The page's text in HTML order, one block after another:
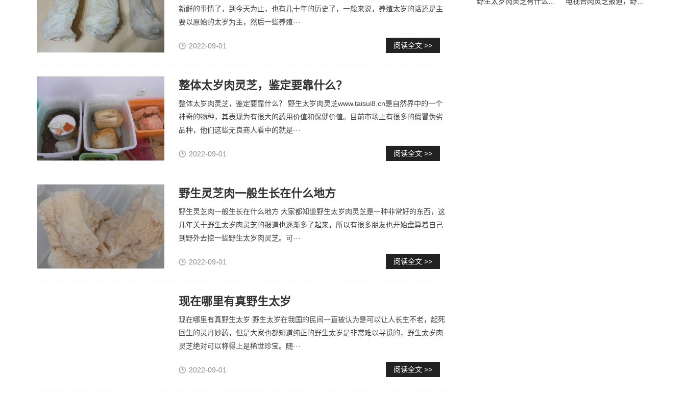
新鲜的事情了，到今天为止，也有几十年的历史了，一般来说，养殖太岁的话还是主
要以原始的太岁为主，然后一些养殖···
2022-09-01 阅读全文 >>
整体太岁肉灵芝，鉴定要靠什么？
整体太岁肉灵芝，鉴定要靠什么？ 野生太岁肉灵芝www.taisui8.cn是自然界中的一个
神奇的物种，其表现为有很大的药用价值和保健价值。目前市场上有很多的假冒伪劣
品种，他们这些无良商人看中的就是···
2022-09-01 阅读全文 >>
野生灵芝肉一般生长在什么地方
野生灵芝肉一般生长在什么地方 大家都知道野生太岁肉灵芝是一种非常好的东西，这
几年关于野生太岁肉灵芝的报道也逐渐多了起来，所以有很多朋友也开始盘算着自己
到野外去挖一些野生太岁肉灵芝。可···
2022-09-01 阅读全文 >>
现在哪里有真野生太岁
现在哪里有真野生太岁 野生太岁在我国的民间一直被认为是可以让人长生不老，起死
回生的灵丹妙药，但是大家也都知道纯正的野生太岁是非常难以寻觅的，野生太岁肉
灵芝绝对可以称得上是稀世珍宝。随···
2022-09-01 阅读全文 >>